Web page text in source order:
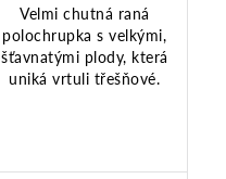
Velmi chutná raná
polochrupka s velkými,
šťavnatými plody, která
uniká vrtuli třešňové.